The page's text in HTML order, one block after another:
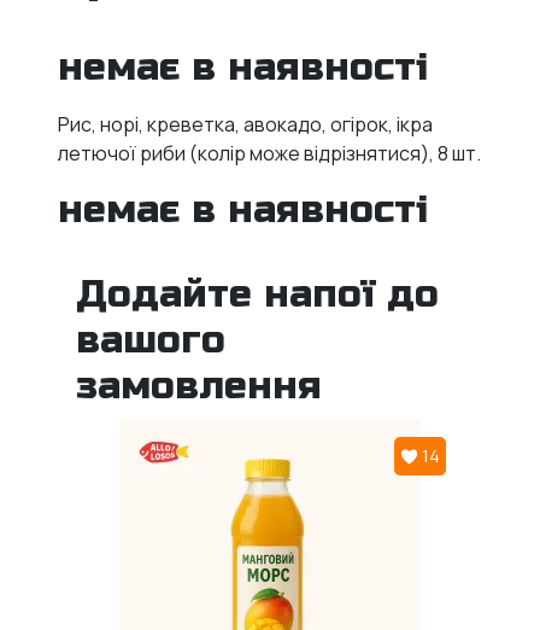
немає в наявності
Рис, норі, креветка, авокадо, огірок, ікра
летючої риби (колір може відрізнятися), 8 шт.
немає в наявності
Додайте напої до
вашого
замовлення
14